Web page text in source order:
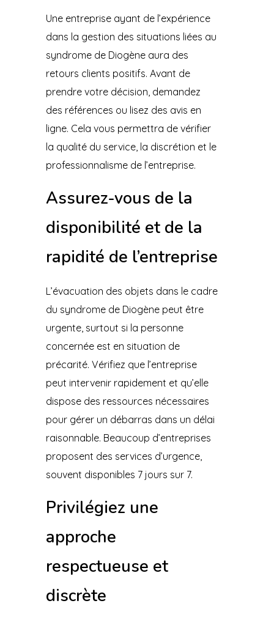
Une entreprise ayant de l’expérience
dans la gestion des situations liées au
syndrome de Diogène aura des
retours clients positifs. Avant de
prendre votre décision, demandez
des références ou lisez des avis en
ligne. Cela vous permettra de vérifier
la qualité du service, la discrétion et le
professionnalisme de l’entreprise.
Assurez-vous de la
disponibilité et de la
rapidité de l’entreprise
L’évacuation des objets dans le cadre
du syndrome de Diogène peut être
urgente, surtout si la personne
concernée est en situation de
précarité. Vérifiez que l’entreprise
peut intervenir rapidement et qu’elle
dispose des ressources nécessaires
pour gérer un débarras dans un délai
raisonnable. Beaucoup d’entreprises
proposent des services d’urgence,
souvent disponibles 7 jours sur 7.
Privilégiez une
approche
respectueuse et
discrète